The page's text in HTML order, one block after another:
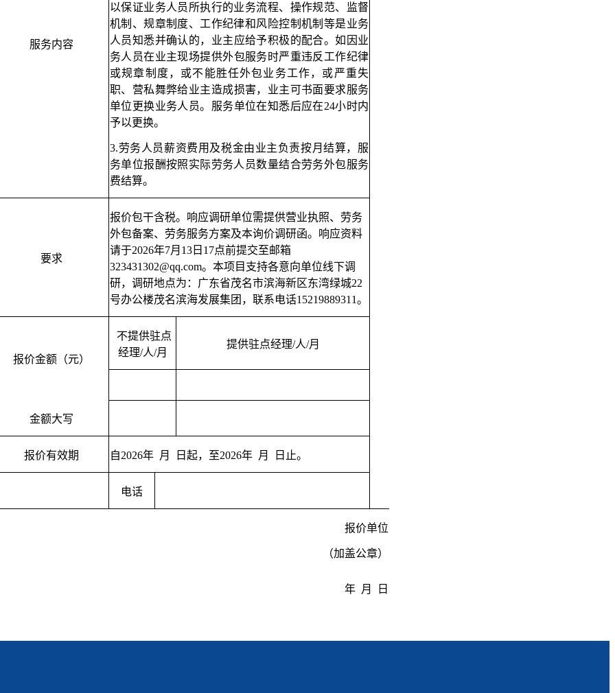
服务内容
以保证业务人员所执行的业务流程、操作规范、监督
机制、规章制度、工作纪律和风险控制机制等是业务
人员知悉并确认的， 业主应给予积极的配合。如因业
务人员在业主现场提供外包服务时严重违反工作纪律
或规章制度，或不能胜任外包业务工作，或严重失
职、营私舞弊给业主造成损害， 业主可书面要求服务
单位 更换业务人员。 服务单位在知悉后应在24小时内
予以更换。
3.劳务人员薪资费用及税金由业主负责按月结算，服
务单位报酬按照实际劳务人员数量结合劳务外包服务
费结算。
要求
报价包干含税。 响应调研单位需提供营业执照、劳务
外包备案、劳务服务方案及本询价调研函。响应资料
请于2026年7月13日1 7点前提交至邮箱
323431302@qq.com。本项目支持各意向单位线下调
研，调研地点为：广东省茂名市滨海新区东湾绿城22
号办公楼茂名滨海发展集团，联系电话15219889311。
报价金额（元）
不提供驻点
经理/人/月
提供驻点经理/人/月
金额大写
报价有效期 自2026年 月 日起，至2026年 月 日止。
电话
报价单位
（加盖公章）
年 月 日